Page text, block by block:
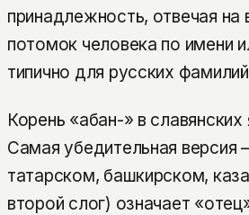
принадлежность, отвечая
потомок человека по имени
типично для русских
Корень «абан-» в
Самая убедительная
татарском, башкирском,
второй слог) означает